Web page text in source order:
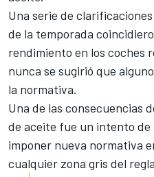
Una serie de
de la temporada
rendimiento en los coches
nunca se sugirió que
la normativa.
Una de las consecuencias
de aceite fue un intento de
imponer nueva normativa
cualquier zona gris del